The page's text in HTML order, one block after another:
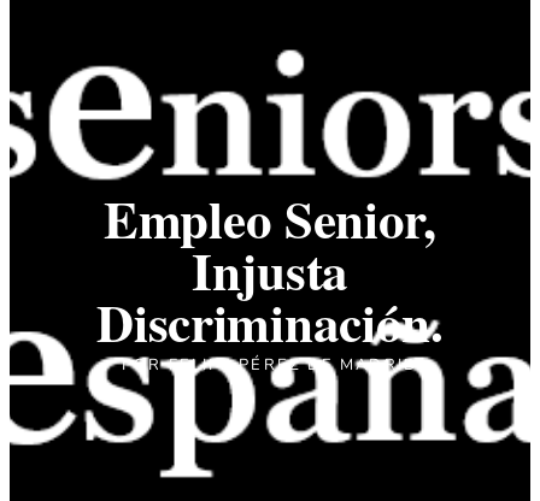
Empleo Senior,
Injusta
Discriminación.
PORFELIPE PÉREZ DE MADRID